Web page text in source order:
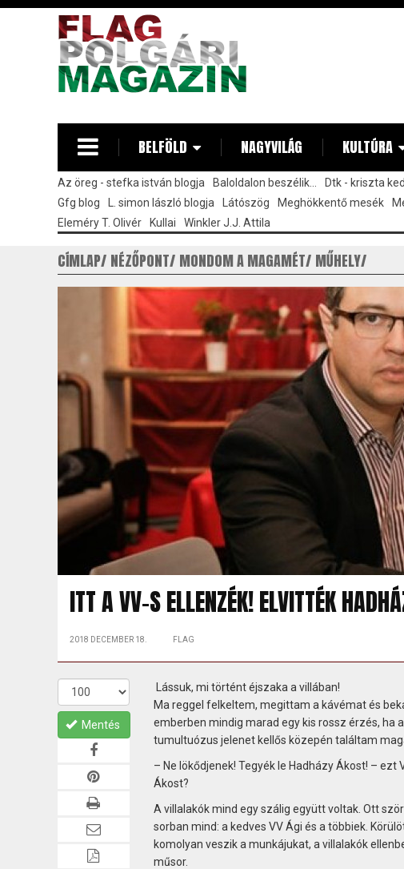
BELFÖLD NAGYVILÁG KULTÚRA
Az öreg - stefka istván blogja Baloldalon beszélik... Dtk - kriszta
Gfg blog
L. simon lászló blogja Látószög Meghökkentő mesék
Eleméry T. Olivér
Kullai Winkler J.J. Attila
CÍMLAP NÉZŐPONT MONDOM A MAGAMÉT MŰHELY
ITT A VV-S ELLENZÉK! ELVITTÉK
2018 DECEMBER 18. FLAG
Mentés
Lássuk, mi történt éjszaka a villában!
Ma reggel felkeltem, megittam a kávémat és
emberben mindig marad egy kis rossz érzés, ha
tumultuózus jelenet kellős közepén találtam
– Ne lökődjenek! Tegyék le Hadházy Ákost! –
Ákost?
A villalakók mind egy szálig együtt voltak. Ott
sorban mind: a kedves VV Ági és a többiek.
komolyan veszik a munkájukat, a villalakók
műsor.